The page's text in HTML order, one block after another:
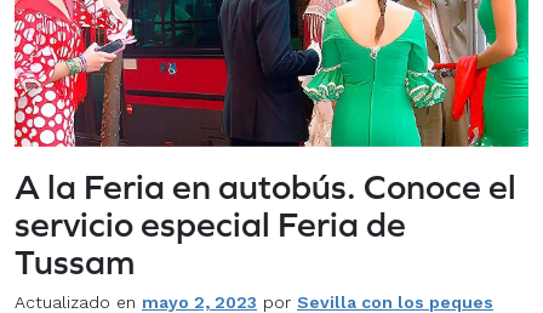
A la Feria en autobús. Conoce el
servicio especial Feria de
Tussam
Actualizado en mayo 2, 2023 por Sevilla con los peques